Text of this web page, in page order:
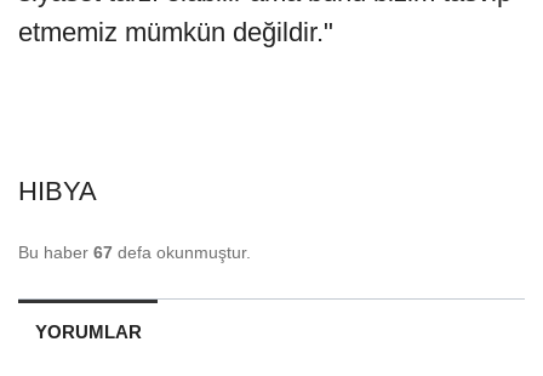
etmemiz mümkün değildir."
HIBYA
Bu haber 67 defa okunmuştur.
YORUMLAR